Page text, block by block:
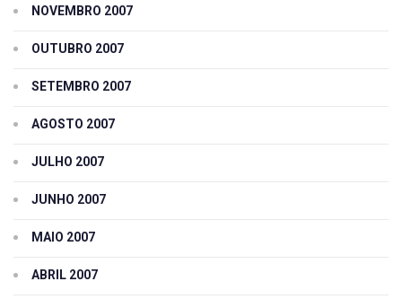
NOVEMBRO 2007
OUTUBRO 2007
SETEMBRO 2007
AGOSTO 2007
JULHO 2007
JUNHO 2007
MAIO 2007
ABRIL 2007